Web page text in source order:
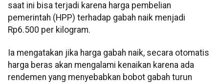
saat ini bisa terjadi karena harga pembelian
pemerintah (HPP) terhadap gabah naik menjadi
Rp6.500 per kilogram.
Ia mengatakan jika harga gabah naik, secara otomatis
harga beras akan mengalami kenaikan karena ada
rendemen yang menyebabkan bobot gabah turun